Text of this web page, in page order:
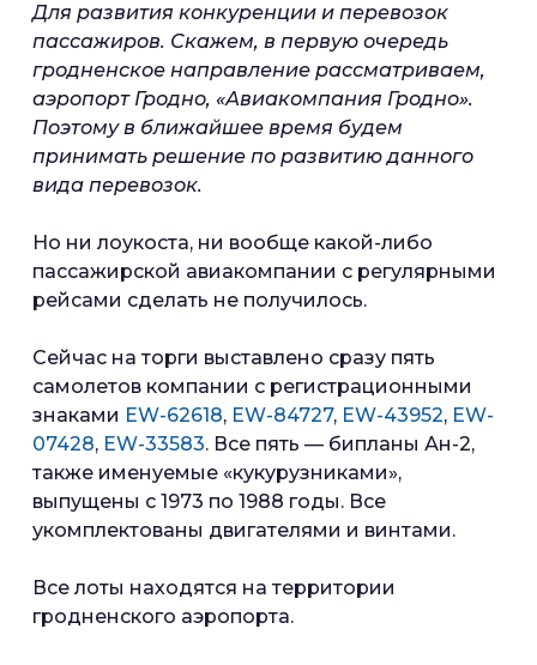
Для развития конкуренции и перевозок
пассажиров. Скажем, в первую очередь
гродненское направление рассматриваем,
аэропорт Гродно, «Авиакомпания Гродно».
Поэтому в ближайшее время будем
принимать решение по развитию данного
вида перевозок.
Но ни лоукоста, ни вообще какой-либо
пассажирской авиакомпании с регулярными
рейсами сделать не получилось.
Сейчас на торги выставлено сразу пять
самолетов компании с регистрационными
знаками EW-62618, EW-84727, EW-43952, EW-
07428, EW-33583. Все пять — бипланы Ан-2,
также именуемые «кукурузниками»,
выпущены с 1973 по 1988 годы. Все
укомплектованы двигателями и винтами.
Все лоты находятся на территории
гродненского аэропорта.